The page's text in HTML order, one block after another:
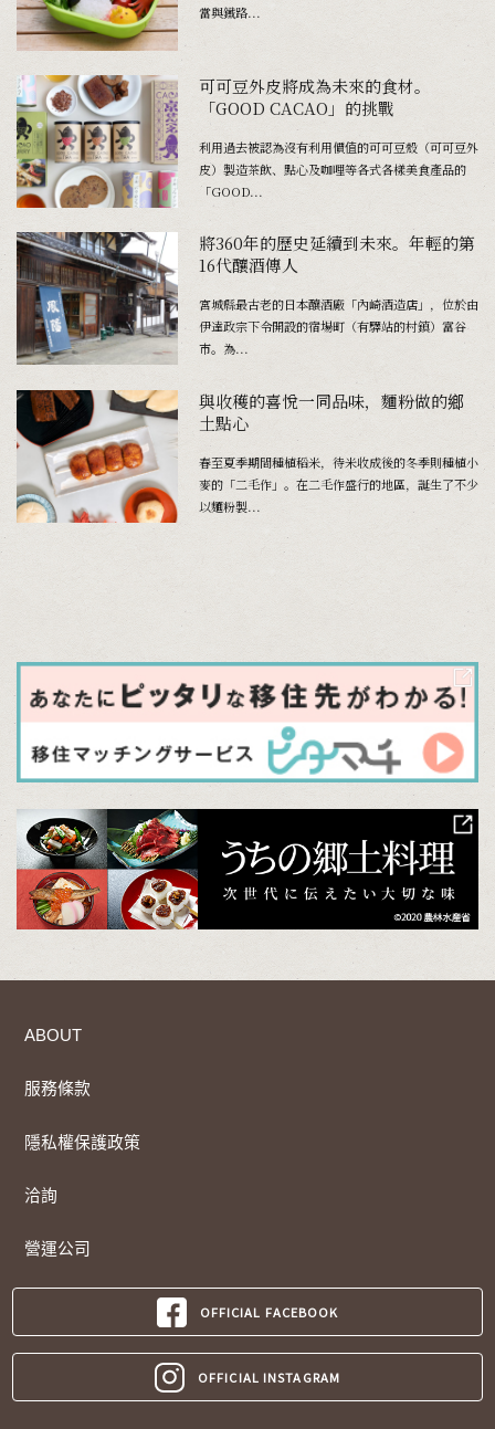
當與鐵路...
可可豆外皮將成為未來的食材。
「GOOD CACAO」的挑戰
利用過去被認為沒有利用價值的可可豆殼（可可豆外
皮）製造茶飲、點心及咖哩等各式各樣美食產品的
「GOOD...
將360年的歷史延續到未來。年輕的第
16代釀酒傳人
宮城縣最古老的日本釀酒廠「內崎酒造店」，位於由
伊達政宗下令開設的宿場町（有驛站的村鎮）――富谷
市。為...
與收穫的喜悅一同品味，麵粉做的鄉
土點心
春至夏季期間種植稻米，待米收成後的冬季則種植小
麥的「二毛作」。在二毛作盛行的地區，誕生了不少
以麵粉製...
ABOUT
服務條款
隱私權保護政策
洽詢
營運公司
OFFICIAL FACEBOOK
OFFICIAL INSTAGRAM